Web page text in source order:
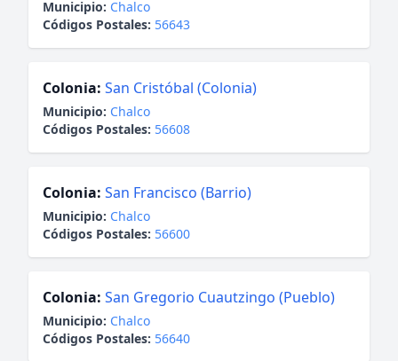
Municipio: Chalco
Códigos Postales: 56643
Colonia: San Cristóbal (Colonia)
Municipio: Chalco
Códigos Postales: 56608
Colonia: San Francisco (Barrio)
Municipio: Chalco
Códigos Postales: 56600
Colonia: San Gregorio Cuautzingo (Pueblo)
Municipio: Chalco
Códigos Postales: 56640